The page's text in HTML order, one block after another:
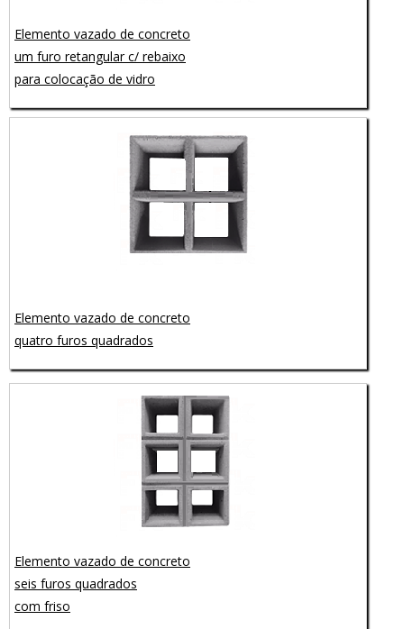
Elemento vazado de concreto
um furo retangular c/ rebaixo
para colocação de vidro
Elemento vazado de concreto
quatro furos quadrados
Elemento vazado de concreto
seis furos quadrados
com friso